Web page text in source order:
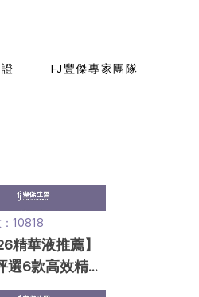
FJ豐傑專家團隊
10818
精華液推薦】
選6款高效精
濕、抗老一次